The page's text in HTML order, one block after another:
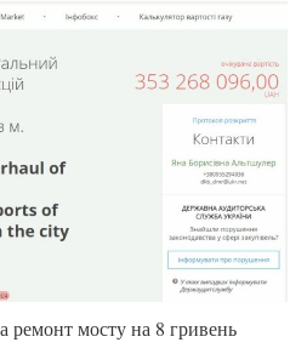
ремонт мосту на 8 гривень